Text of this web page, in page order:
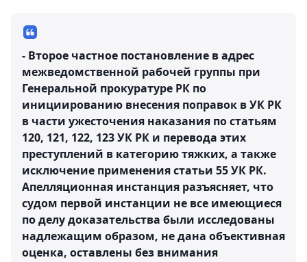
- Второе частное постановление в адрес
межведомственной рабочей группы при
Генеральной прокуратуре РК по
инициированию внесения поправок в УК РК
в части ужесточения наказания по статьям
120, 121, 122, 123 УК РК и перевода этих
преступлений в категорию тяжких, а также
исключение применения статьи 55 УК РК.
Апелляционная инстанция разъясняет, что
судом первой инстанции не все имеющиеся
по делу доказательства были исследованы
надлежащим образом, не дана объективная
оценка, оставлены без внимания